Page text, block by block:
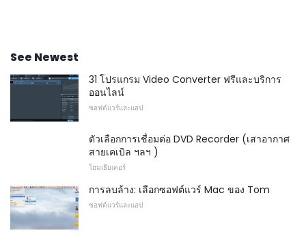
See Newest
31 โปรแกรม Video Converter ฟรีและบริการ
ออนไลน์
ซอฟต์แวร์และแอป
ตัวเลือกการเชื่อมต่อ DVD Recorder (เสาอากาศ
สายเคเบิล ฯลฯ )
โฮมเธียเตอร์
การลบล้าง: เลือกซอฟต์แวร์ Mac ของ Tom
ซอฟต์แวร์และแอป